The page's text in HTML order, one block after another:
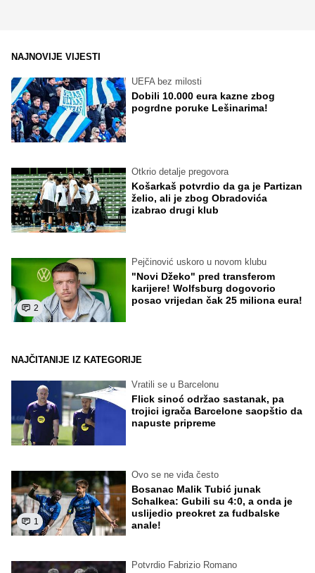
NAJNOVIJE VIJESTI
UEFA bez milosti
Dobili 10.000 eura kazne zbog
pogrdne poruke Lešinarima!
Otkrio detalje pregovora
Košarkaš potvrdio da ga je Partizan
želio, ali je zbog Obradovića
izabrao drugi klub
2
Pejčinović uskoro u novom klubu
"Novi Džeko" pred transferom
karijere! Wolfsburg dogovorio
posao vrijedan čak 25 miliona eura!
NAJČITANIJE IZ KATEGORIJE
Vratili se u Barcelonu
Flick sinoć održao sastanak, pa
trojici igrača Barcelone saopštio da
napuste pripreme
1
Ovo se ne viđa često
Bosanac Malik Tubić junak
Schalkea: Gubili su 4:0, a onda je
uslijedio preokret za fudbalske
anale!
Potvrdio Fabrizio Romano